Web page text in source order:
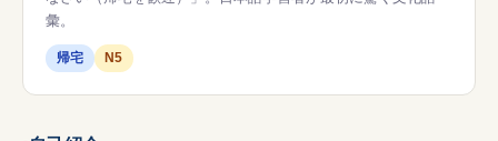
彙。
帰宅 N5